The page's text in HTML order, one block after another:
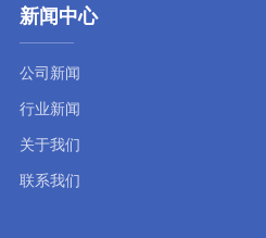
新闻中心
公司新闻
行业新闻
关于我们
联系我们